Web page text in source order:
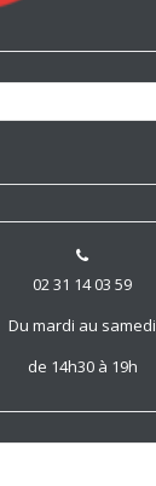
02 31 14 03 59
Du mardi au samedi
de 14h30 à 19h